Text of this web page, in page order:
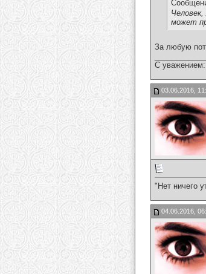
может
За любую
С
03.06.2016,
"Нет ничего
04.06.2016,